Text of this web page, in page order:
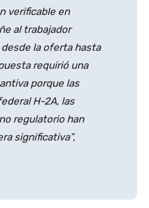
verificable en
al trabajador
la oferta hasta
requirió una
porque las
H-2A, las
regulatorio han
significativa”,